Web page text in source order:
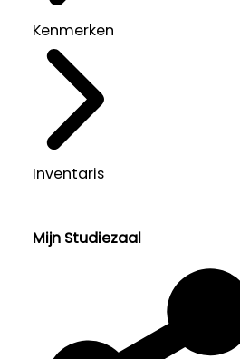
Kenmerken
Inventaris
Mijn Studiezaal